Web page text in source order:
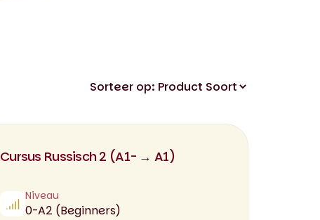
Cursus Russisch 2 (A1- → A1)
Niveau
0-A2 (Beginners)